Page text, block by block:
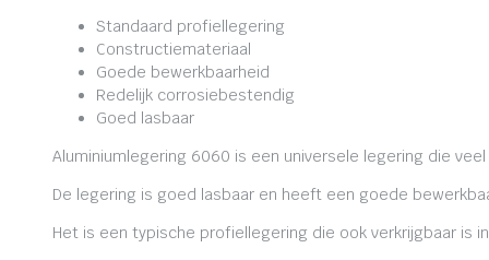
Standaard profiellegering
Constructiemateriaal
Goede bewerkbaarheid
Redelijk corrosiebestendig
Goed lasbaar
Aluminiumlegering 6060 is een universele legering die
De legering is goed lasbaar en heeft een goede
Het is een typische profiellegering die ook verkrijgbaar is